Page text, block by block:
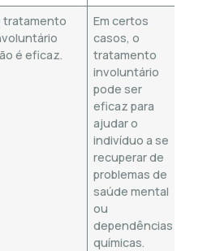
tratamento
é eficaz.
Em certos
casos, o
tratamento
involuntário
pode ser
eficaz para
ajudar o
indivíduo a se
recuperar de
problemas de
saúde mental
ou
dependências
químicas.